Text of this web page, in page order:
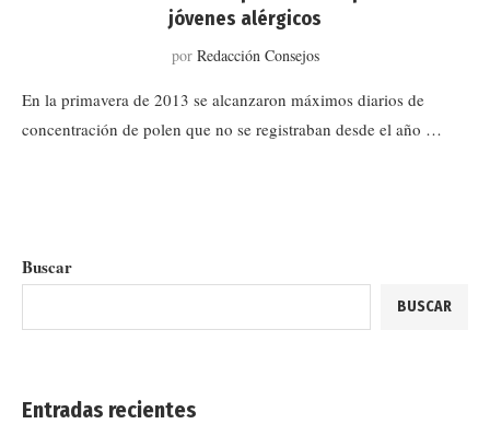
jóvenes alérgicos
por Redacción Consejos
En la primavera de 2013 se alcanzaron máximos diarios de
concentración de polen que no se registraban desde el año …
Buscar
BUSCAR
Entradas recientes